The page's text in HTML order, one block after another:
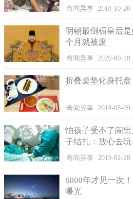
奇闻异事 2018-10-20
明朝最倒楣皇后
个月就被废
奇闻异事 2020-09-18
折叠桌垫化身托
奇闻异事 2018-05-09
怕孩子受不了闹
子结扎：放心去玩
奇闻异事 2019-02-28
6800年才见一次
曝光